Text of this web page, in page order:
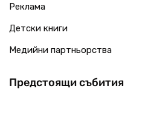
Реклама
Детски книги
Медийни партньорства
Предстоящи събития